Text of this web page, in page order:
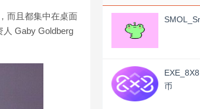
而且都集中在桌面
Gaby Goldberg
币